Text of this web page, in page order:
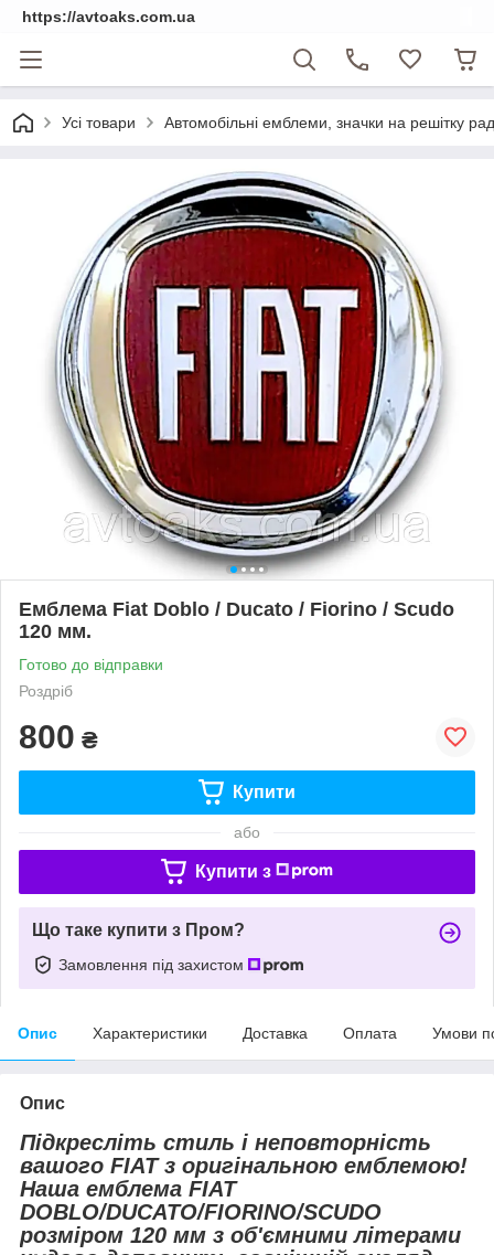
https://avtoaks.com.ua
Усі товари Автомобільні емблеми, значки на решітку
Емблема Fiat Doblo / Ducato / Fiorino / Scudo
120 мм.
Готово до відправки
Роздріб
800 ₴
Купити
або
Купити з
Що таке купити з Пром?
Замовлення під захистом
Опис Характеристики Доставка Оплата Умови
Опис
Підкресліть стиль і неповторність
вашого FIAT з оригінальною емблемою!
Наша емблема FIAT
DOBLO/DUCATO/FIORINO/SCUDO
розміром 120 мм з об'ємними літерами